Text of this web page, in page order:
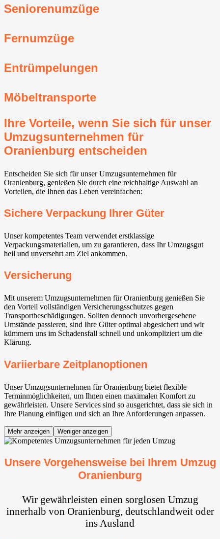
Seniorenumzüge
Fernumzüge
Entrümpelungen
Möbeltransporte
Ihre Vorteile, wenn Sie sich für unser
Umzugsunternehmen für
Oranienburg entscheiden
Entscheiden Sie sich für unser Umzugsunternehmen für
Oranienburg, genießen Sie durch eine reichhaltige Auswahl an
Vorteilen, die Ihnen das Leben vereinfachen:
Sichere Verpackung Ihrer Güter
Unser kompetentes Team verwendet erstklassige
Verpackungsmaterialien, um zu garantieren, dass Ihr Umzugsgut
heil und unversehrt am Ziel ankommen.
Versicherung
Mit unserem Umzugsunternehmen für Oranienburg genießen Sie
den Vorteil vollständigen Versicherungsschutzes gegen
Transportbeschädigungen. Sollten dennoch unvorhergesehene
Umstände passieren, sind Ihre Güter optimal abgesichert und wir
kümmern uns im Schadensfall schnell und unkompliziert um die
Klärung.
Variierbare Zeitplanoptionen
Unser Umzugsunternehmen für Oranienburg bietet flexible
Terminmöglichkeiten, um Ihnen einen maximalen Komfort zu
gewährleisten. Unsere Services sind so ausgerichtet, dass sie sich in
Ihre Planung einfügen und sich an Ihre Anforderungen anpassen.
Mehr anzeigen Weniger anzeigen
Unsere Vorgehensweise bei Ihrem Umzug
Oranienburg
Wir gewährleisten einen sorglosen Umzug
innerhalb von Oranienburg, deutschlandweit oder
ins Ausland